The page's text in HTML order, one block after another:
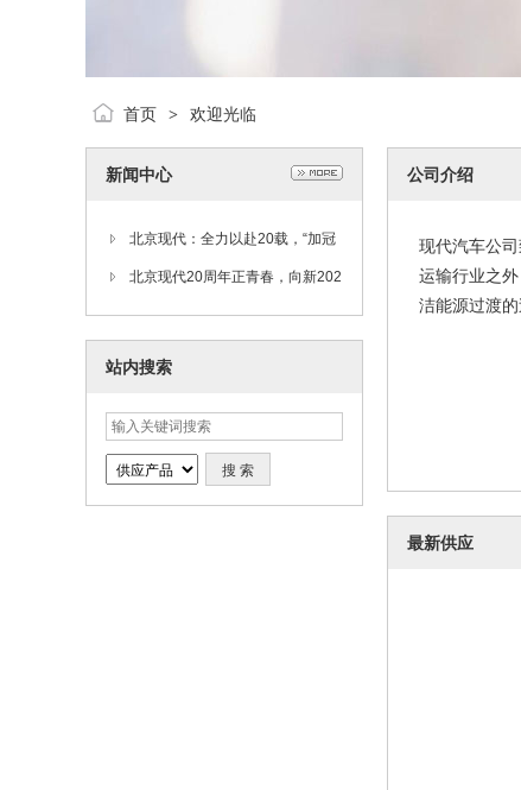
首页 > 欢迎光临
新闻中心
北京现代：全力以赴20载，“加冠
之年”昂扬满志再出发
北京现代20周年正青春，向新202
5创造新辉煌
站内搜索
公司介绍
现代汽车公
运输行业之
洁能源过渡的
最新供应